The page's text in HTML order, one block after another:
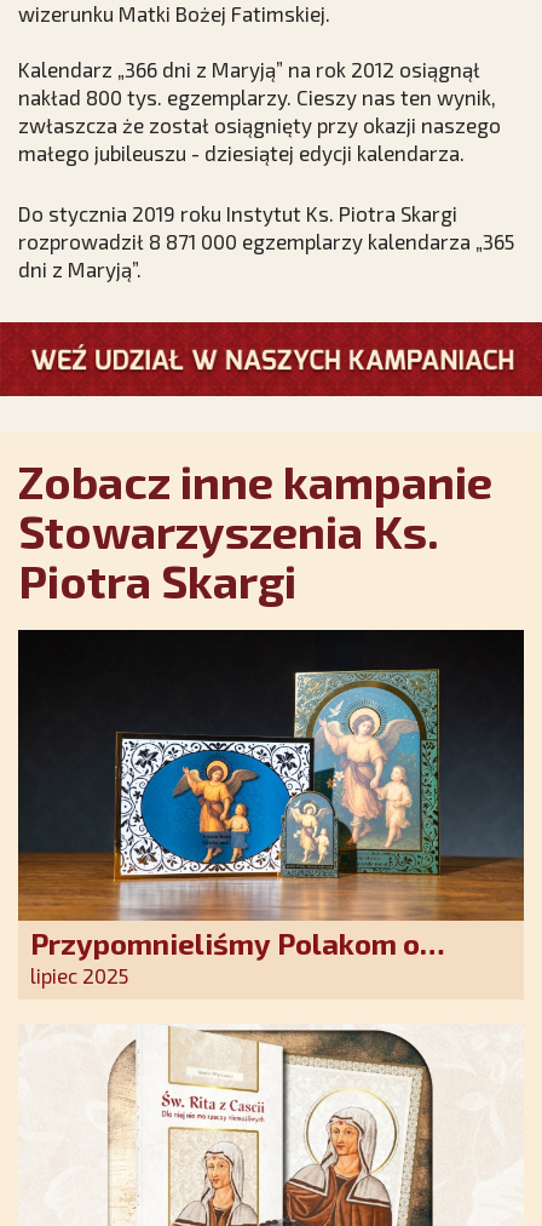
wizerunku Matki Bożej Fatimskiej.
Kalendarz „366 dni z Maryją” na rok 2012 osiągnął
nakład 800 tys. egzemplarzy. Cieszy nas ten wynik,
zwłaszcza że został osiągnięty przy okazji naszego
małego jubileuszu - dziesiątej edycji kalendarza.
Do stycznia 2019 roku Instytut Ks. Piotra Skargi
rozprowadził 8 871 000 egzemplarzy kalendarza „365
dni z Maryją”.
Zobacz inne kampanie
Stowarzyszenia Ks.
Piotra Skargi
Przypomnieliśmy Polakom o
obecności Anioła Stróża!
lipiec 2025